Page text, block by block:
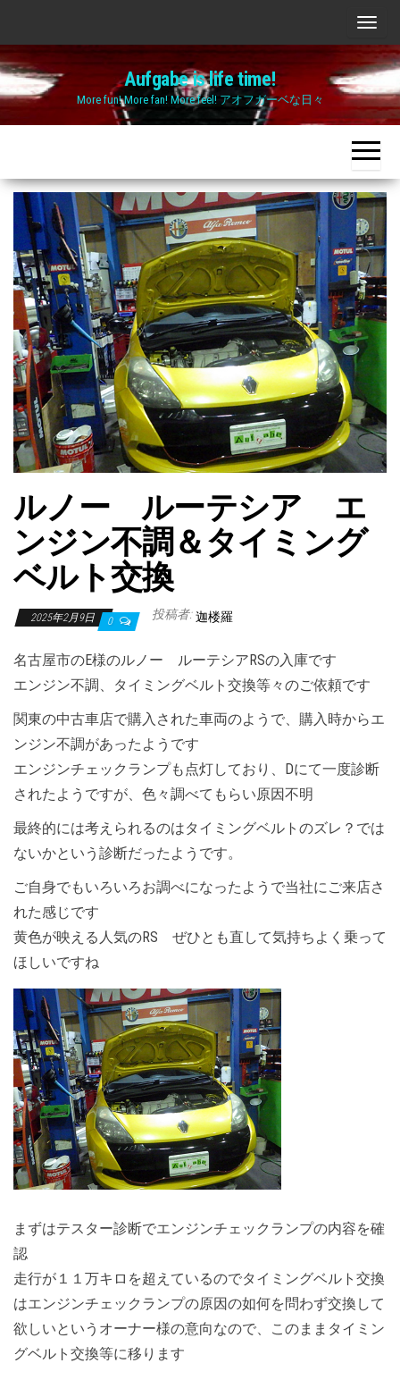
the
content
ナ
ビ
ゲ
ー
シ
ョ
ン
切
り
替
え
Aufgabe is life time!
More fun! More fan! More feel! アオフガーベな日々
ルノー ルーテシア エ
ンジン不調＆タイミング
ベルト交換
2025年2月9日 0 投稿者: 迦楼羅
名古屋市のE様のルノー ルーテシアRSの入庫です
エンジン不調、タイミングベルト交換等々のご依頼です
関東の中古車店で購入された車両のようで、購入時からエ
ンジン不調があったようです
エンジンチェックランプも点灯しており、Dにて一度診断
されたようですが、色々調べてもらい原因不明
最終的には考えられるのはタイミングベルトのズレ？では
ないかという診断だったようです。
ご自身でもいろいろお調べになったようで当社にご来店さ
れた感じです
黄色が映える人気のRS ぜひとも直して気持ちよく乗って
ほしいですね
まずはテスター診断でエンジンチェックランプの内容を確
認
走行が１１万キロを超えているのでタイミングベルト交換
はエンジンチェックランプの原因の如何を問わず交換して
欲しいというオーナー様の意向なので、このままタイミン
グベルト交換等に移ります